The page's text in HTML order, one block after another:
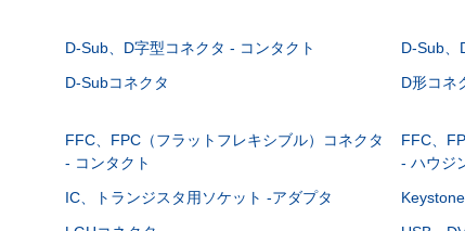
D-Sub、D字型コネクタ - コンタクト D-Sub、
D-Subコネクタ
D形コネ
FFC、FPC（フラットフレキシブル）コネクタ
- コンタクト
FFC、
- ハウジ
IC、トランジスタ用ソケット -アダプタ